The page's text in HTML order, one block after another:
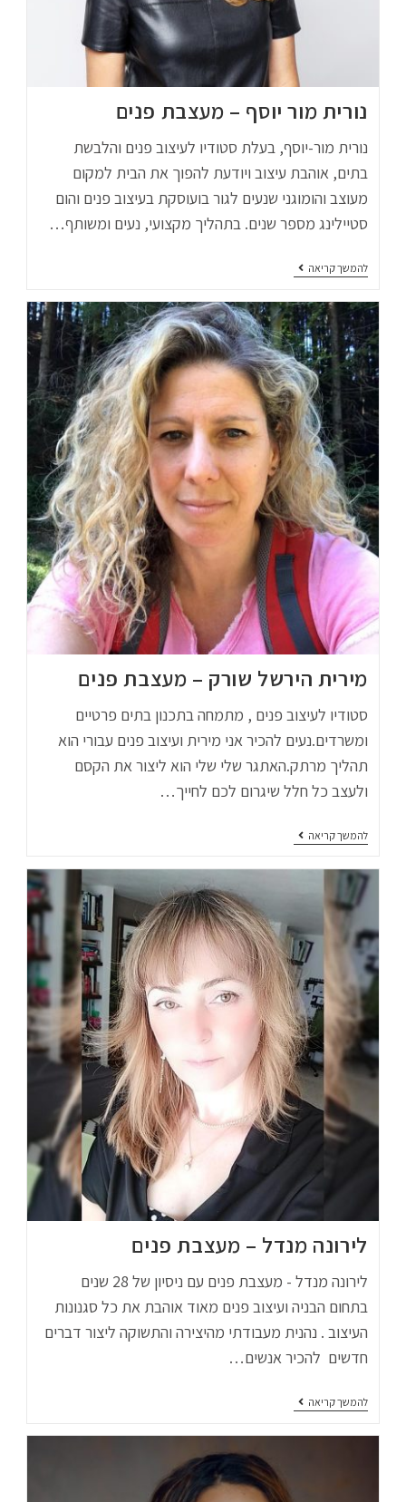
נורית מור יוסף – מעצבת פנים
נורית מור-יוסף, בעלת סטודיו לעיצוב פנים והלבשת
בתים, אוהבת עיצוב ויודעת להפוך את הבית למקום
מעוצב והומוגני שנעים לגור בועוסקת בעיצוב פנים והום
סטיילינג מספר שנים. בתהליך מקצועי, נעים ומשותף…
להמשך קריאה
מירית הירשל שורק – מעצבת פנים
סטודיו לעיצוב פנים , מתמחה בתכנון בתים פרטיים
ומשרדים.נעים להכיר אני מירית ועיצוב פנים עבורי הוא
תהליך מרתק.האתגר שלי שלי הוא ליצור את הקסם
ולעצב כל חלל שיגרום לכם לחייך…
להמשך קריאה
לירונה מנדל – מעצבת פנים
לירונה מנדל - מעצבת פנים עם ניסיון של 28 שנים
בתחום הבניה ועיצוב פנים מאוד אוהבת את כל סגנונות
העיצוב . נהנית מעבודתי מהיצירה והתשוקה ליצור דברים
חדשים להכיר אנשים…
להמשך קריאה